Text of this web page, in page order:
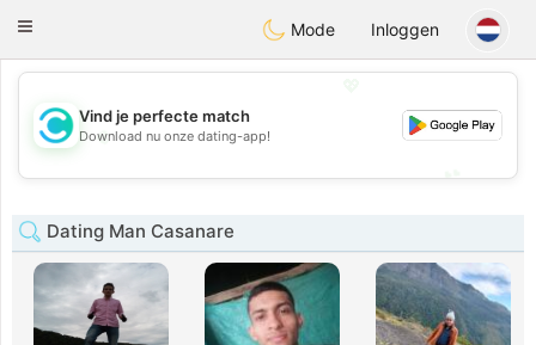
olombiaCitas
Toggle
Mode Inloggen
💖
💕
Vind je perfecte match
Download nu onze dating-app!
Dating Man Casanare